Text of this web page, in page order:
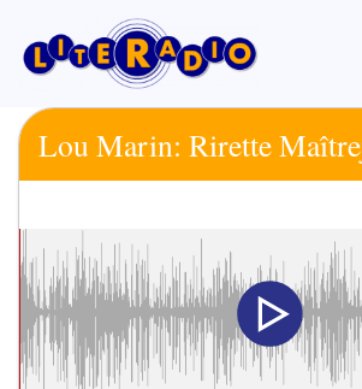
Inhalt
springen
Lou Marin: Rirette